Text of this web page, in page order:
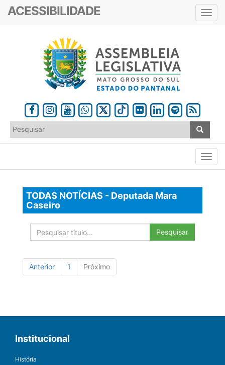
ACESSIBILIDADE
TODAS NOTÍCIAS - Deputada Mara
Caseiro
Pesquisar
Anterior 1 Próximo
Institucional
História